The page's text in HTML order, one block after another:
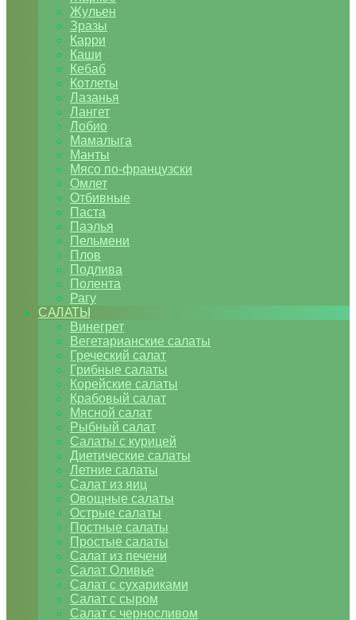
Жульен
Зразы
Карри
Каши
Кебаб
Котлеты
Лазанья
Лангет
Лобио
Мамалыга
Манты
Мясо по-французски
Омлет
Отбивные
Паста
Паэлья
Пельмени
Плов
Подлива
Полента
Рагу
САЛАТЫ
Винегрет
Вегетарианские салаты
Греческий салат
Грибные салаты
Корейские салаты
Крабовый салат
Мясной салат
Рыбный салат
Салаты с курицей
Диетические салаты
Летние салаты
Салат из яиц
Овощные салаты
Острые салаты
Постные салаты
Простые салаты
Салат из печени
Салат Оливье
Салат с сухариками
Салат с сыром
Салат с черносливом